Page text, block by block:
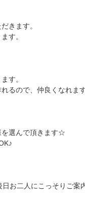
きます。
す。
す。
るので、仲良くなれま
を選んで頂きます☆
お二人にこっそりご案